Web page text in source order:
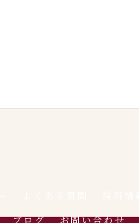
ブログ
お問い合わせ